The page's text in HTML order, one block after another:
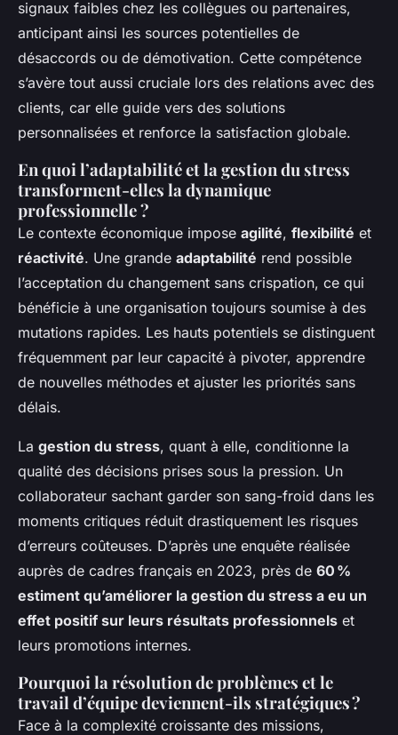
signaux faibles chez les collègues ou partenaires,
anticipant ainsi les sources potentielles de
désaccords ou de démotivation. Cette compétence
s’avère tout aussi cruciale lors des relations avec des
clients, car elle guide vers des solutions
personnalisées et renforce la satisfaction globale.
En quoi l’adaptabilité et la gestion du stress
transforment-elles la dynamique
professionnelle ?
Le contexte économique impose agilité, flexibilité et
réactivité. Une grande adaptabilité rend possible
l’acceptation du changement sans crispation, ce qui
bénéficie à une organisation toujours soumise à des
mutations rapides. Les hauts potentiels se distinguent
fréquemment par leur capacité à pivoter, apprendre
de nouvelles méthodes et ajuster les priorités sans
délais.
La gestion du stress, quant à elle, conditionne la
qualité des décisions prises sous la pression. Un
collaborateur sachant garder son sang-froid dans les
moments critiques réduit drastiquement les risques
d’erreurs coûteuses. D’après une enquête réalisée
auprès de cadres français en 2023, près de 60 %
estiment qu’améliorer la gestion du stress a eu un
effet positif sur leurs résultats professionnels et
leurs promotions internes.
Pourquoi la résolution de problèmes et le
travail d’équipe deviennent-ils stratégiques ?
Face à la complexité croissante des missions,